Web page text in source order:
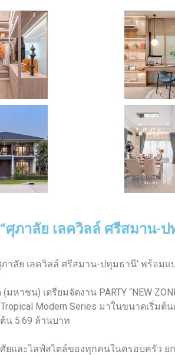
ศุภาลัย เลควิลล์ ศรีสมาน-ป
ภาลัย เลควิลล์ ศรีสมาน-ปทุมธานี’ พร้อม
มหาชน) เตรียมจัดงาน PARTY “NEW
Modern Series มาในขนาดเริ่ม
น 5.69 ล้านบาท
ยและไลฟ์สไตล์ของทุกคนในครอบครัว ย